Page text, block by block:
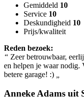
Gemiddeld 10
Service 10
Deskundigheid 10
Prijs/kwaliteit
Reden bezoek:
“ Zeer betrouwbaar,
en helpen je waar nodig.
betere garage! :)
Anneke Adams uit